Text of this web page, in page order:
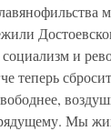
социализм и
теперь
Мы